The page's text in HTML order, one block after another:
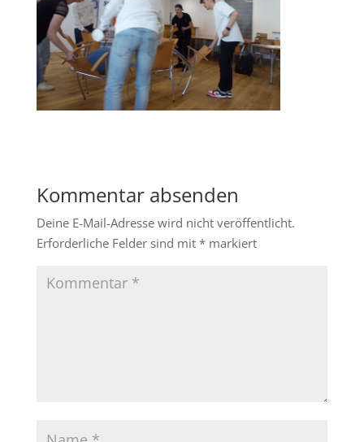
Kommentar absenden
Deine E-Mail-Adresse wird nicht veröffentlicht.
Erforderliche Felder sind mit *markiert